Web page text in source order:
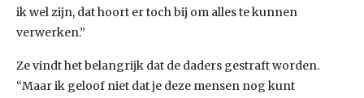
ik wel zijn, dat hoort er toch bij om alles te kunnen
verwerken.”
Ze vindt het belangrijk dat de daders gestraft worden.
“Maar ik geloof niet dat je deze mensen nog kunt